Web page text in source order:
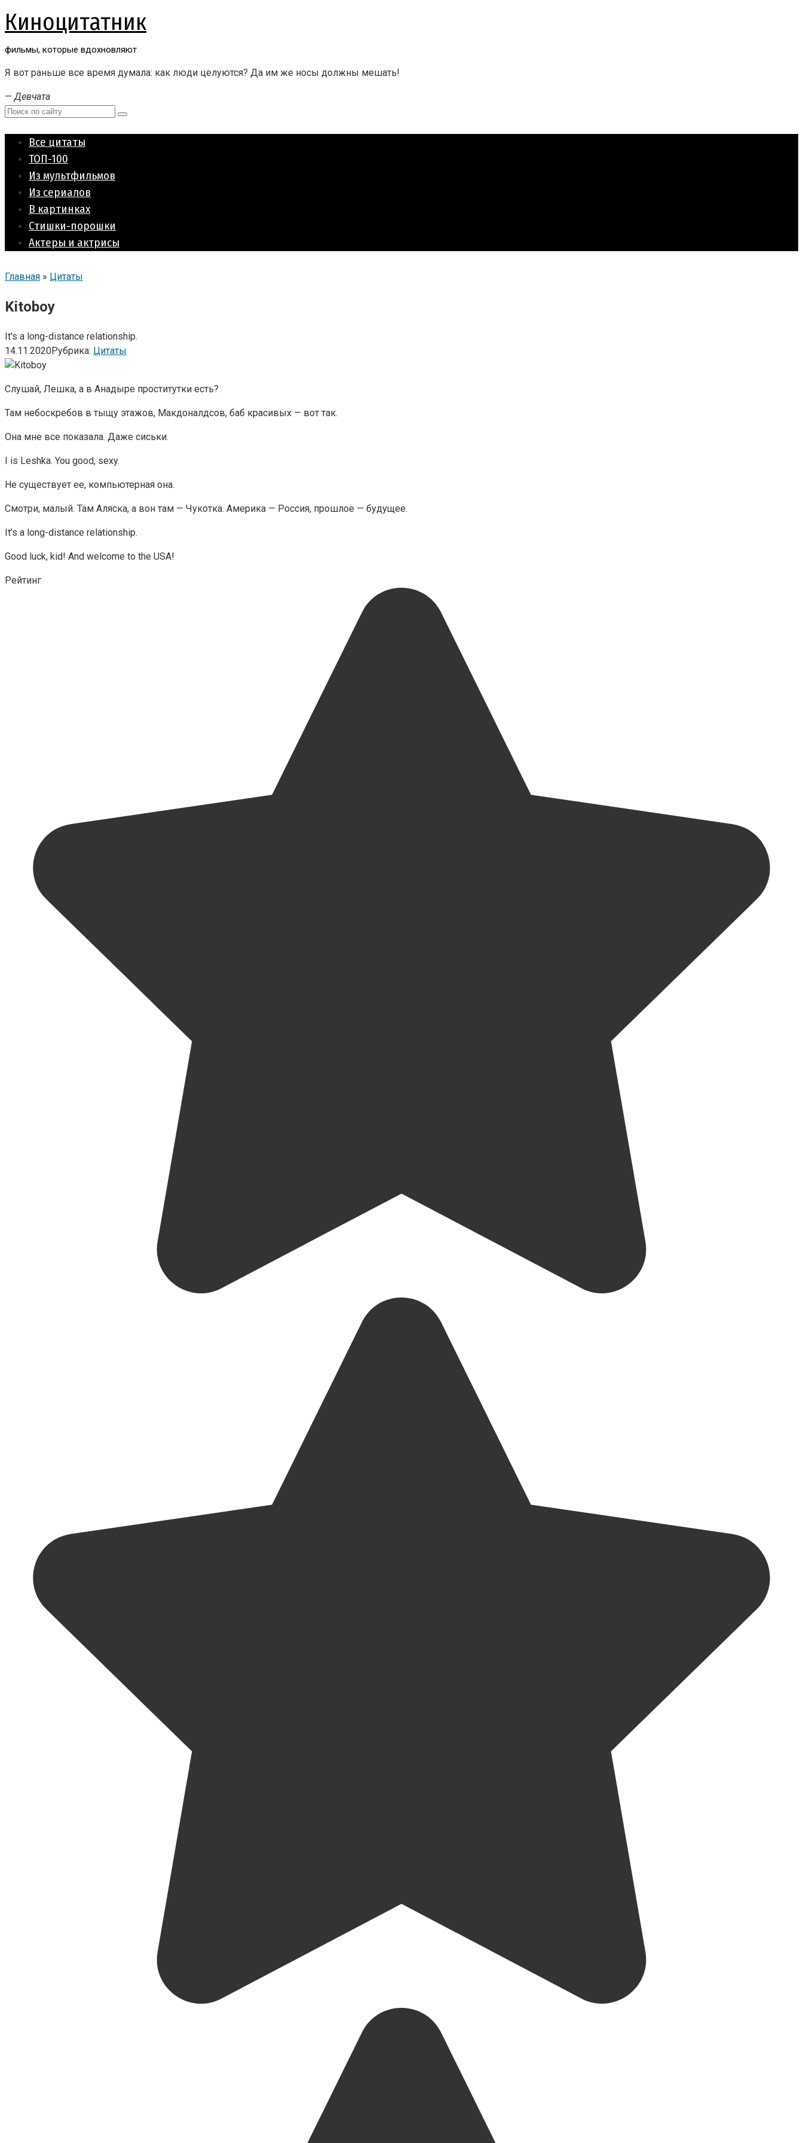
Перейти
к
Киноцитатник
фильмы, которые вдохновляют
Я вот раньше все время думала: как люди целуются? Да им же носы должны мешать!
—Девчата
Поиск:
Все цитаты
ТОП-100
Из мультфильмов
Из сериалов
В картинках
Стишки-порошки
Актеры и актрисы
Главная » Цитаты
Kitoboy
It's a long-distance relationship.
14.11.2020Рубрика: Цитаты
Слушай, Лешка, а в Анадыре проститутки есть?
Там небоскребов в тыщу этажов, Макдоналдсов, баб красивых — вот так.
Она мне все показала. Даже сиськи.
I is Leshka. You good, sexy.
Не существует ее, компьютерная она.
Смотри, малый. Там Аляска, а вон там — Чукотка. Америка — Россия, прошлое — будущее.
It’s a long-distance relationship.
Good luck, kid! And welcome to the USA!
Рейтинг